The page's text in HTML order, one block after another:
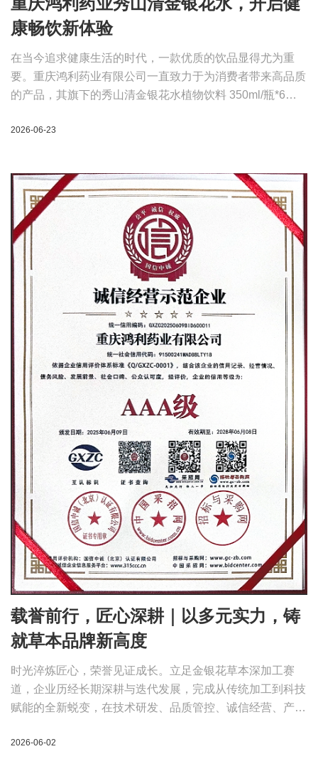
康畅饮新体验
在当今追求健康生活的时代，一款优质的饮品显得尤为重
要。重庆鸿利药业有限公司一直致力于为消费者带来高品质
的产品，其旗下的秀山清金银花水植物饮料 350ml/瓶*6，
2026-06-23
载誉前行，匠心深耕｜以多元实力，铸
就草本品牌新高度
时光淬炼匠心，荣誉见证成长。立足金银花草本深加工赛
道，企业历经长期深耕与迭代发展，完成从传统加工到科技
赋能的全新蜕变，在技术研发、品质管控、诚信经营、产业
与行业重磅荣誉。每一项资质认可，都是企业深耕实业、坚
2026-06-02